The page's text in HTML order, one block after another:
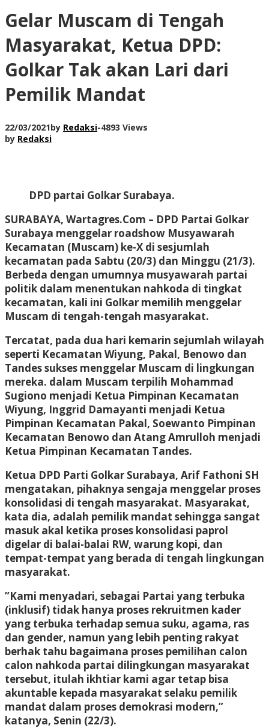
Gelar Muscam di Tengah
Masyarakat, Ketua DPD:
Golkar Tak akan Lari dari
Pemilik Mandat
22/03/2021by Redaksi-4893 Views
by Redaksi
DPD partai Golkar Surabaya.
SURABAYA, Wartagres.Com – DPD Partai Golkar
Surabaya menggelar roadshow Musyawarah
Kecamatan (Muscam) ke-X di sesjumlah
kecamatan pada Sabtu (20/3) dan Minggu (21/3).
Berbeda dengan umumnya musyawarah partai
politik dalam menentukan nahkoda di tingkat
kecamatan, kali ini Golkar memilih menggelar
Muscam di tengah-tengah masyarakat.
Tercatat, pada dua hari kemarin sejumlah wilayah
seperti Kecamatan Wiyung, Pakal, Benowo dan
Tandes sukses menggelar Muscam di lingkungan
mereka. dalam Muscam terpilih Mohammad
Sugiono menjadi Ketua Pimpinan Kecamatan
Wiyung, Inggrid Damayanti menjadi Ketua
Pimpinan Kecamatan Pakal, Soewanto Pimpinan
Kecamatan Benowo dan Atang Amrulloh menjadi
Ketua Pimpinan Kecamatan Tandes.
Ketua DPD Parti Golkar Surabaya, Arif Fathoni SH
mengatakan, pihaknya sengaja menggelar proses
konsolidasi di tengah masyarakat. Masyarakat,
kata dia, adalah pemilik mandat sehingga sangat
masuk akal ketika proses konsolidasi paprol
digelar di balai-balai RW, warung kopi, dan
tempat-tempat yang berada di tengah lingkungan
masyarakat.
”Kami menyadari, sebagai Partai yang terbuka
(inklusif) tidak hanya proses rekruitmen kader
yang terbuka terhadap semua suku, agama, ras
dan gender, namun yang lebih penting rakyat
berhak tahu bagaimana proses pemilihan calon
calon nahkoda partai dilingkungan masyarakat
tersebut, itulah ikhtiar kami agar tetap bisa
akuntable kepada masyarakat selaku pemilik
mandat dalam proses demokrasi modern,”
katanya, Senin (22/3).